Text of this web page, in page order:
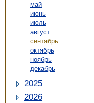
май
июнь
июль
август
сентябрь
октябрь
ноябрь
декабрь
2025
2026